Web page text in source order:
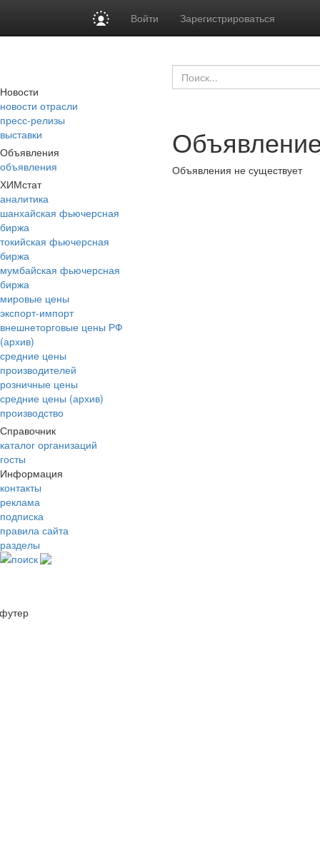
Войти Зарегистрироваться
Новости
новости отрасли
пресс-релизы
выставки
Объявления
объявления
ХИМстат
аналитика
шанхайская фьючерсная
биржа
токийская фьючерсная
биржа
мумбайская фьючерсная
биржа
мировые цены
экспорт-импорт
внешнеторговые цены РФ
(архив)
средние цены
производителей
розничные цены
средние цены (архив)
производство
Справочник
каталог организаций
госты
Информация
контакты
реклама
подписка
правила сайта
разделы
поиск
Объявления не существует
футер